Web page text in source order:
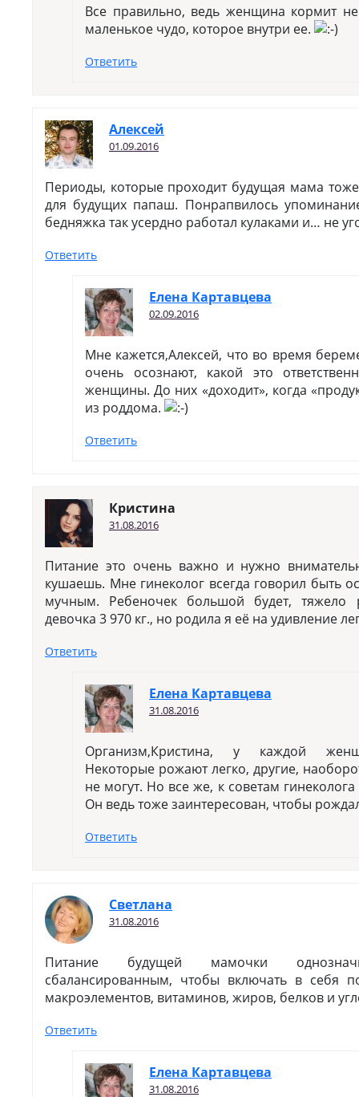
Все правильно, ведь женщина кормит
маленькое чудо, которое внутри ее.
Ответить
Алексей
01.09.2016
Периоды, которые проходит будущая мама
для будущих папаш. Понрапвилось
бедняжка так усердно работал кулаками и… не
Ответить
Елена Картавцева
02.09.2016
Мне кажется,Алексей, что во время
очень осознают, какой это
женщины. До них «доходит», когда
из роддома.
Ответить
Кристина
31.08.2016
Питание это очень важно и нужно
кушаешь. Мне гинеколог всегда говорил быть
мучным. Ребеночек большой будет,
девочка 3 970 кг., но родила я её на удивление
Ответить
Елена Картавцева
31.08.2016
Организм,Кристина, у каждой
Некоторые рожают легко, другие,
не могут. Но все же, к советам
Он ведь тоже заинтересован, чтобы
Ответить
Светлана
31.08.2016
Питание будущей мамочки
сбалансированным, чтобы включать в себя
макроэлементов, витаминов, жиров, белков и
Ответить
Елена Картавцева
31.08.2016